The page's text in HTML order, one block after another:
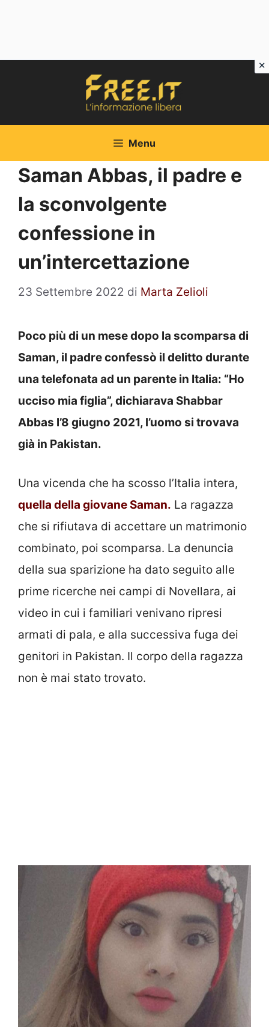
Menu
Saman Abbas, il padre e
la sconvolgente
confessione in
un’intercettazione
23 Settembre 2022 di Marta Zelioli
Poco più di un mese dopo la scomparsa di
Saman, il padre confessò il delitto durante
una telefonata ad un parente in Italia: “Ho
ucciso mia figlia”, dichiarava Shabbar
Abbas l’8 giugno 2021, l’uomo si trovava
già in Pakistan.
Una vicenda che ha scosso l’Italia intera,
quella della giovane Saman. La ragazza
che si rifiutava di accettare un matrimonio
combinato, poi scomparsa. La denuncia
della sua sparizione ha dato seguito alle
prime ricerche nei campi di Novellara, ai
video in cui i familiari venivano ripresi
armati di pala, e alla successiva fuga dei
genitori in Pakistan. Il corpo della ragazza
non è mai stato trovato.